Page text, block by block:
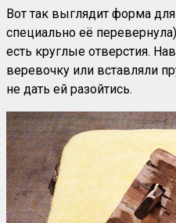
Вот так выглядит форма
специально её
есть круглые отверстия.
веревочку или вставляли
не дать ей разойтись.